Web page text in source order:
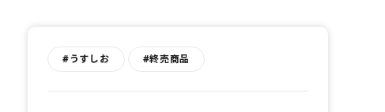
#うすしお #終売商品